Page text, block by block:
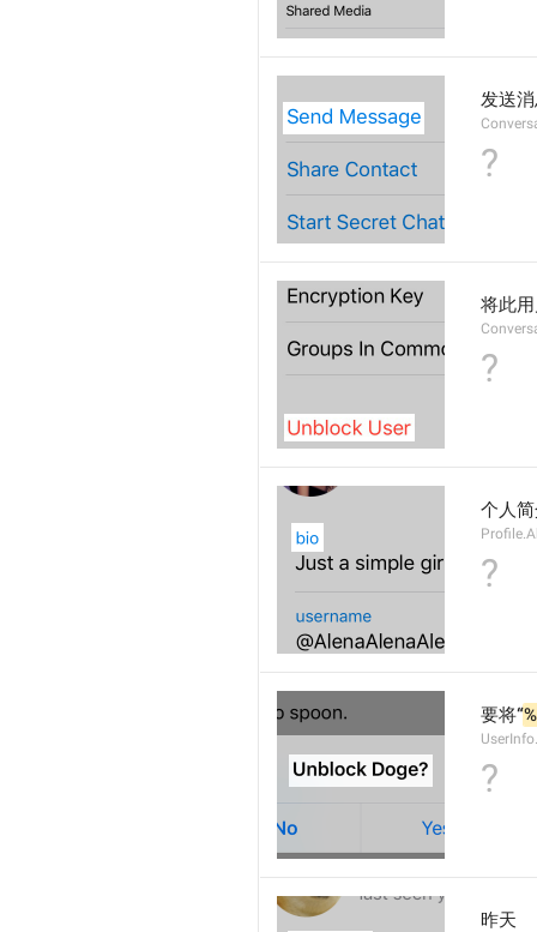
发送
?
将此
?
个人
?
要将“
?
昨天